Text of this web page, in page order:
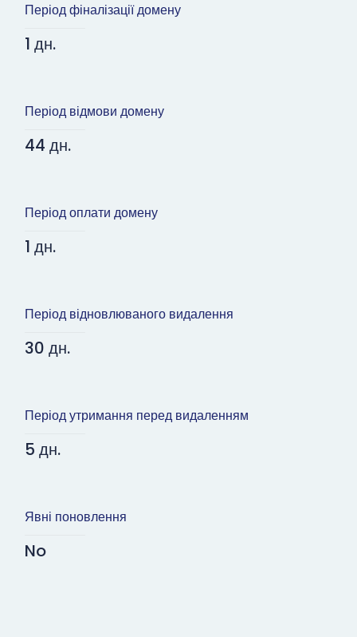
Період фіналізації домену
1 дн.
Період відмови домену
44 дн.
Період оплати домену
1 дн.
Період відновлюваного видалення
30 дн.
Період утримання перед видаленням
5 дн.
Явні поновлення
No